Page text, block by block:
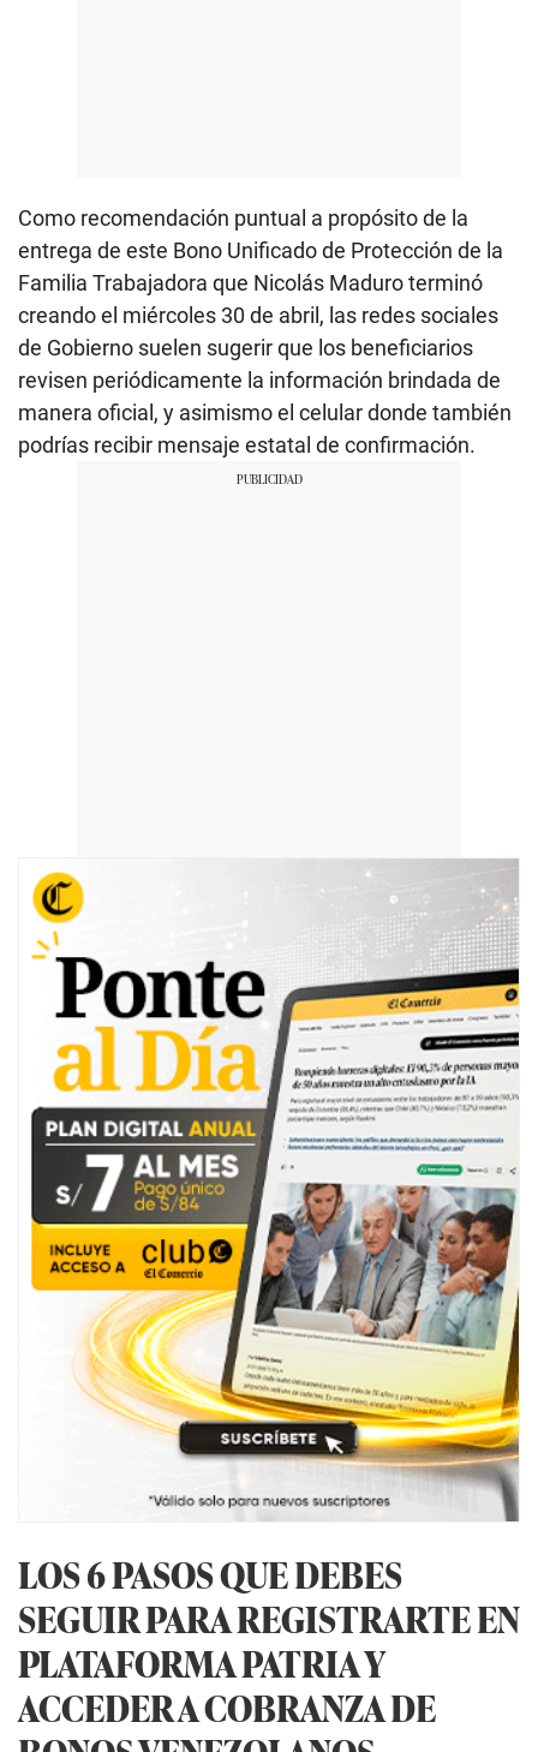
Como recomendación puntual a propósito de la
entrega de este Bono Unificado de Protección de la
Familia Trabajadora que Nicolás Maduro terminó
creando el miércoles 30 de abril, las redes sociales
de Gobierno suelen sugerir que los beneficiarios
revisen periódicamente la información brindada de
manera oficial, y asimismo el celular donde también
podrías recibir mensaje estatal de confirmación.
LOS 6 PASOS QUE DEBES
SEGUIR PARA REGISTRARTE EN
PLATAFORMA PATRIA Y
ACCEDER A COBRANZA DE